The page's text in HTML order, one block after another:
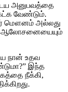
அனுபவத்தை
வேண்டும்.
மௌனம் அல்லது
ஆலோசனையையும்
நான் உதவ
இந்த
நீக்கி,